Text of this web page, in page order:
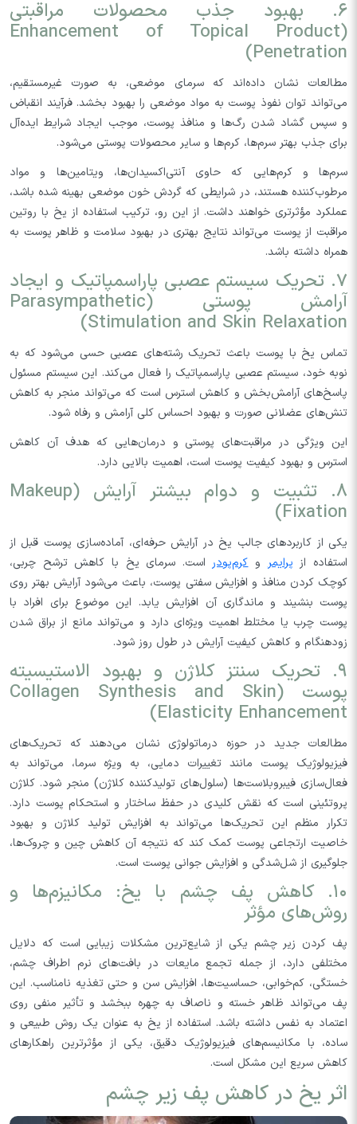
۶. بهبود جذب محصولات مراقبتی
(Enhancement of Topical Product
Penetration)
مطالعات نشان داده‌اند که سرمای موضعی، به صورت غیرمستقیم،
می‌تواند توان نفوذ پوست به مواد موضعی را بهبود بخشد. فرآیند انقباض
و سپس گشاد شدن رگ‌ها و منافذ پوست، موجب ایجاد شرایط ایده‌آل
برای جذب بهتر سرم‌ها، کرم‌ها و سایر محصولات پوستی می‌شود.
سرم‌ها و کرم‌هایی که حاوی آنتی‌اکسیدان‌ها، ویتامین‌ها و مواد
مرطوب‌کننده هستند، در شرایطی که گردش خون موضعی بهینه شده باشد،
عملکرد مؤثرتری خواهند داشت. از این رو، ترکیب استفاده از یخ با روتین
مراقبت از پوست می‌تواند نتایج بهتری در بهبود سلامت و ظاهر پوست به
همراه داشته باشد.
۷. تحریک سیستم عصبی پاراسمپاتیک و ایجاد
آرامش پوستی (Parasympathetic
Stimulation and Skin Relaxation)
تماس یخ با پوست باعث تحریک رشته‌های عصبی حسی می‌شود که به
نوبه خود، سیستم عصبی پاراسمپاتیک را فعال می‌کند. این سیستم مسئول
پاسخ‌های آرامش‌بخش و کاهش استرس است که می‌تواند منجر به کاهش
تنش‌های عضلانی صورت و بهبود احساس کلی آرامش و رفاه شود.
این ویژگی در مراقبت‌های پوستی و درمان‌هایی که هدف آن کاهش
استرس و بهبود کیفیت پوست است، اهمیت بالایی دارد.
۸. تثبیت و دوام بیشتر آرایش (Makeup
Fixation)
یکی از کاربردهای جالب یخ در آرایش حرفه‌ای، آماده‌سازی پوست قبل از
استفاده از پرایمروکرم‌پودر است. سرمای یخ با کاهش ترشح چربی،
کوچک کردن منافذ و افزایش سفتی پوست، باعث می‌شود آرایش بهتر روی
پوست بنشیند و ماندگاری آن افزایش یابد. این موضوع برای افراد با
پوست چرب یا مختلط اهمیت ویژه‌ای دارد و می‌تواند مانع از براق شدن
زودهنگام و کاهش کیفیت آرایش در طول روز شود.
۹. تحریک سنتز کلاژن و بهبود الاستیسیته
پوست (Collagen Synthesis and Skin
Elasticity Enhancement)
مطالعات جدید در حوزه درماتولوژی نشان می‌دهند که تحریک‌های
فیزیولوژیک پوست مانند تغییرات دمایی، به ویژه سرما، می‌تواند به
فعال‌سازی فیبروبلاست‌ها (سلول‌های تولیدکننده کلاژن) منجر شود. کلاژن
پروتئینی است که نقش کلیدی در حفظ ساختار و استحکام پوست دارد.
تکرار منظم این تحریک‌ها می‌تواند به افزایش تولید کلاژن و بهبود
خاصیت ارتجاعی پوست کمک کند که نتیجه آن کاهش چین و چروک‌ها،
جلوگیری از شل‌شدگی و افزایش جوانی پوست است.
۱۰. کاهش پف چشم با یخ: مکانیزم‌ها و
روش‌های مؤثر
پف کردن زیر چشم یکی از شایع‌ترین مشکلات زیبایی است که دلایل
مختلفی دارد، از جمله تجمع مایعات در بافت‌های نرم اطراف چشم،
خستگی، کم‌خوابی، حساسیت‌ها، افزایش سن و حتی تغذیه نامناسب. این
پف می‌تواند ظاهر خسته و ناصاف به چهره ببخشد و تأثیر منفی روی
اعتماد به نفس داشته باشد. استفاده از یخ به عنوان یک روش طبیعی و
ساده، با مکانیسم‌های فیزیولوژیک دقیق، یکی از مؤثرترین راهکارهای
کاهش سریع این مشکل است.
اثر یخ در کاهش پف زیر چشم